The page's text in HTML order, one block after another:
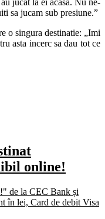
sa jucam sub presiune.”
o singura destinatie: „Imi
asta incerc sa dau tot ce
online!
de la CEC Bank și
în lei, Card de debit Visa